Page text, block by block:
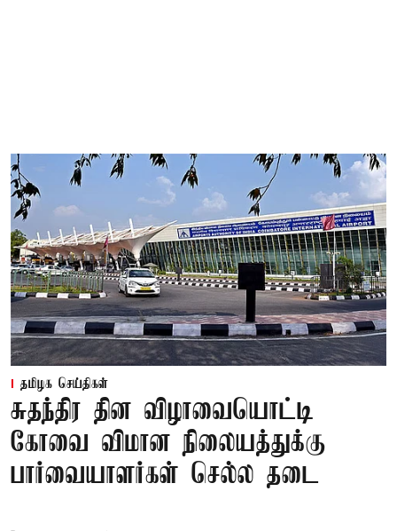
தமிழக செய்திகள்
சுதந்திர தின விழாவையொட்டி
கோவை விமான நிலையத்துக்கு
பார்வையாளர்கள் செல்ல தடை